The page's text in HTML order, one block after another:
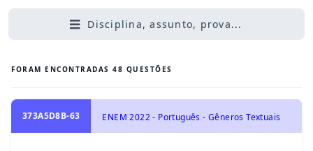
Disciplina, assunto, prova...
FORAM ENCONTRADAS 48 QUESTÕES
373A5D8B-63 ENEM 2022 - Português - Gêneros Textuais